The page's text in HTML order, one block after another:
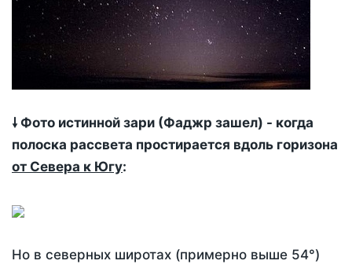
🠗 Фото истинной зари (Фаджр зашел) - когда
полоска рассвета простирается вдоль горизона
от Севера к Югу:
Но в северных широтах (примерно выше 54°)